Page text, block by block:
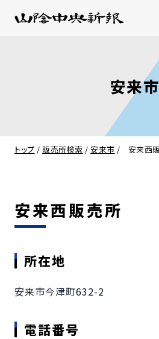
安来市
トップ / 販売所検索 /安来市 / 安来西
安来西販売所
所在地
安来市今津町632-2
電話番号